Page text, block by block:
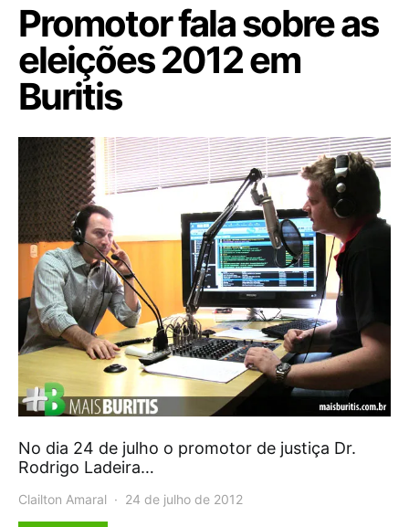
Promotor fala sobre as
eleições 2012 em
Buritis
No dia 24 de julho o promotor de justiça Dr.
Rodrigo Ladeira…
Clailton Amaral 24 de julho de 2012